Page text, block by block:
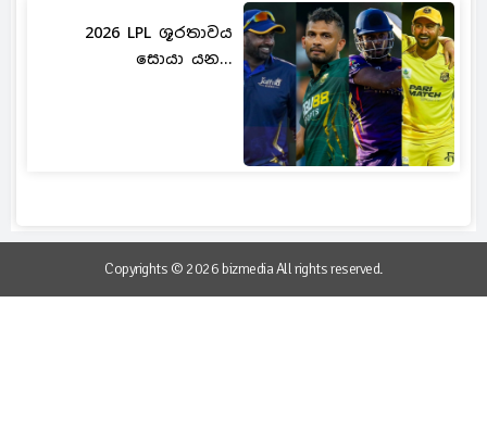
2026 LPL ශූරතාවය
සොයා යන...
Copyrights © 2026 bizmedia All rights reserved.